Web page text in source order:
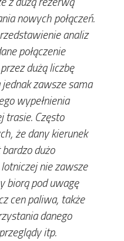
nowych połączeń.
analiz
połączenie
dużą liczbę
zawsze sama
wypełnienia
trasie. Często
że dany kierunek
dużo
nie zawsze
biorą pod uwagę
cen paliwa, także
danego
itp.